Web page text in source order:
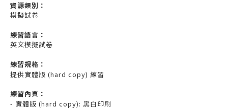
資源類別：
模擬試卷
練習語言：
英文模擬試卷
練習規格：
提供實體版 (hard copy) 練習
練習內頁：
- 實體版 (hard copy): 黑白印刷